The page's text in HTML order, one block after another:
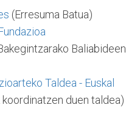
(Erresuma Batua)
Baliabideen
Taldea - Euskal
koordinatzen duen taldea)